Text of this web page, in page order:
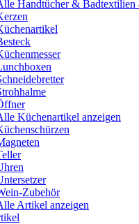
Handtücher & Badtextilien
Küchenartikel anzeigen
Zubehör
Artikel anzeigen